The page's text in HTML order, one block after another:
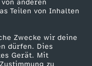
anderen
Teilen von Inhalten
Zwecke wir deine
dürfen. Dies
Gerät. Mit
zu